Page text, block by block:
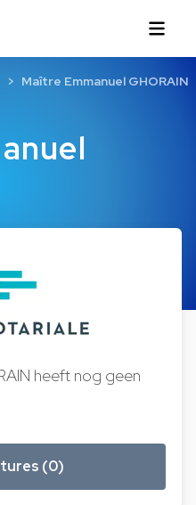
Maître Emmanuel GHORAIN
heeft nog geen
(0)